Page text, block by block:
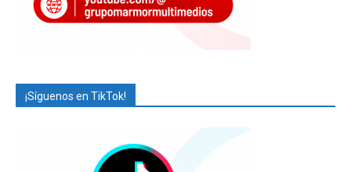
¡Síguenos en TikTok!